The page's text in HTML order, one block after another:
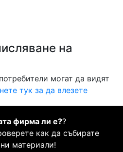
на
могат да видят
тук за да влезете
фирма ли е??
как да събирате
материали!